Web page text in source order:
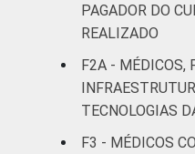
Fonte: CGI.br/
Sociedade da
Pesquisa sobre o
informação e
PAGADOR DO
REALIZADO
F2A - MÉDICOS,
TECNOLOGIAS
F3 - MÉDICOS